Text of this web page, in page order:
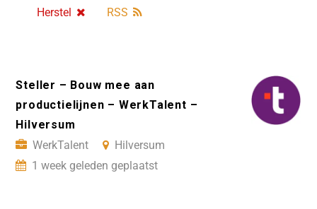
Herstel
RSS
Steller – Bouw mee aan
productielijnen – WerkTalent –
Hilversum
WerkTalent
Hilversum
1 week geleden geplaatst